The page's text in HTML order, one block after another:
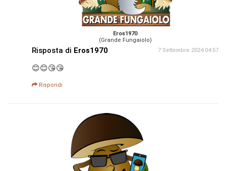
Eros1970
(Grande Fungaiolo)
Risposta di Eros1970 7 Settembre 2024 04:57
😊😊😘😘
Rispondi